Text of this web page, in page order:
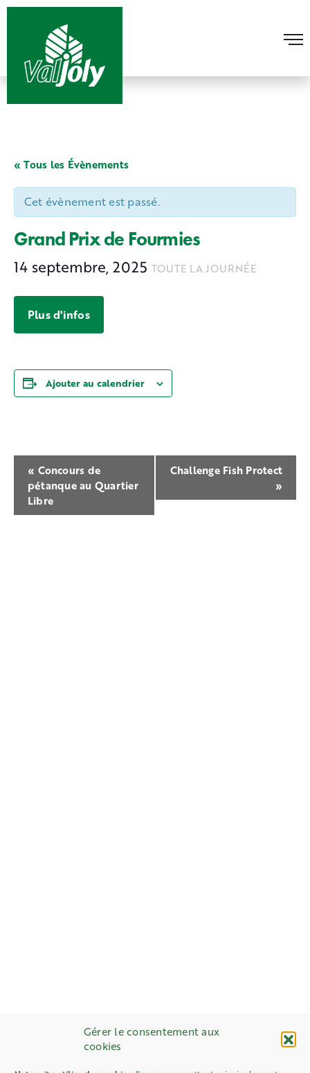
Gérer le consentement aux
cookies
« Tous les Évènements
Cet évènement est passé.
Grand Prix de Fourmies
14 septembre, 2025TOUTE LA JOURNÉE
Plus d'infos
Ajouter au calendrier
Navigation
Évènement
« Concours de
pétanque au Quartier
Libre
Challenge Fish Protect
»